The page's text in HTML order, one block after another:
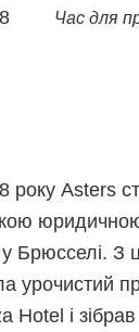
Час для
року Asters
Брюсселі. З
урочистий
Hotel і